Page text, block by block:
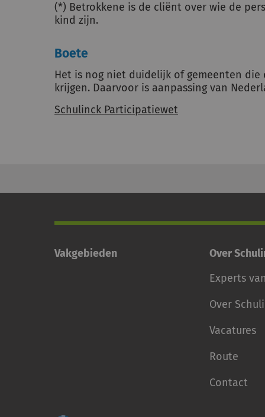
(*) Betrokkene is de cliënt over wie de
kind zijn.
Boete
Het is nog niet duidelijk of gemeenten die
krijgen. Daarvoor is aanpassing van
Schulinck Participatiewet
Vakgebieden
Over
Experts
Over
Vacatures
Route
Contact